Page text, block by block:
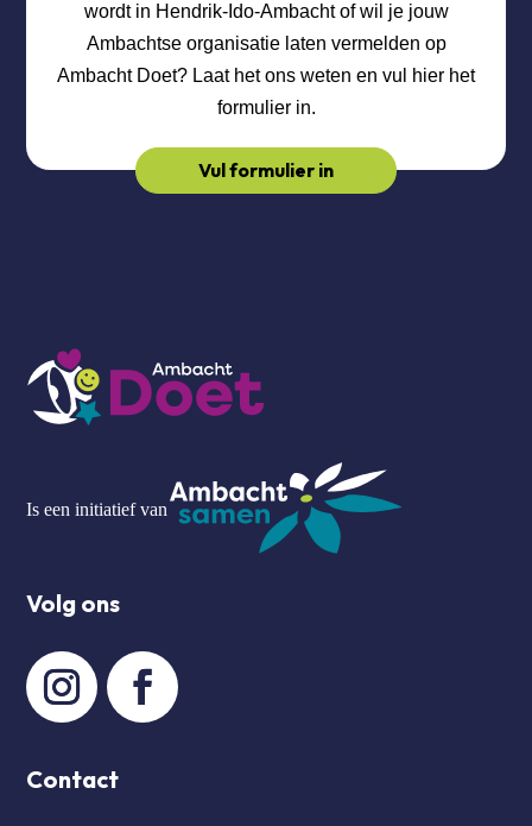
wordt in Hendrik-Ido-Ambacht of wil je jouw
Ambachtse organisatie laten vermelden op
Ambacht Doet? Laat het ons weten en vul hier het
formulier in.
Vul formulier in
Is een initiatief van
Volg ons
Contact